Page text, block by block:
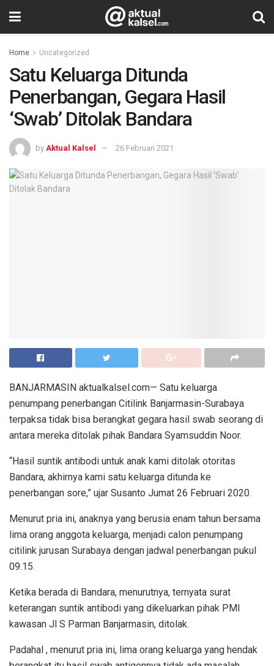
Home Uncategorized
Satu Keluarga Ditunda
Penerbangan, Gegara Hasil
‘Swab’ Ditolak Bandara
by Aktual Kalsel 26 Februari 2021
BANJARMASIN aktualkalsel.com— Satu keluarga
penumpang penerbangan Citilink Banjarmasin-Surabaya
terpaksa tidak bisa berangkat gegara hasil swab seorang di
antara mereka ditolak pihak Bandara Syamsuddin Noor.
“Hasil suntik antibodi untuk anak kami ditolak otoritas
Bandara, akhirnya kami satu keluarga ditunda ke
penerbangan sore,” ujar Susanto Jumat 26 Februari 2020.
Menurut pria ini, anaknya yang berusia enam tahun bersama
lima orang anggota keluarga, menjadi calon penumpang
citilink jurusan Surabaya dengan jadwal penerbangan pukul
09.15.
Ketika berada di Bandara, menurutnya, ternyata surat
keterangan suntik antibodi yang dikeluarkan pihak PMI
kawasan Jl S Parman Banjarmasin, ditolak.
Padahal , menurut pria ini, lima orang keluarga yang hendak